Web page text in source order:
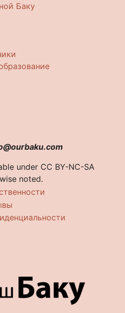
Баку
under CC BY-NC-SA
noted.